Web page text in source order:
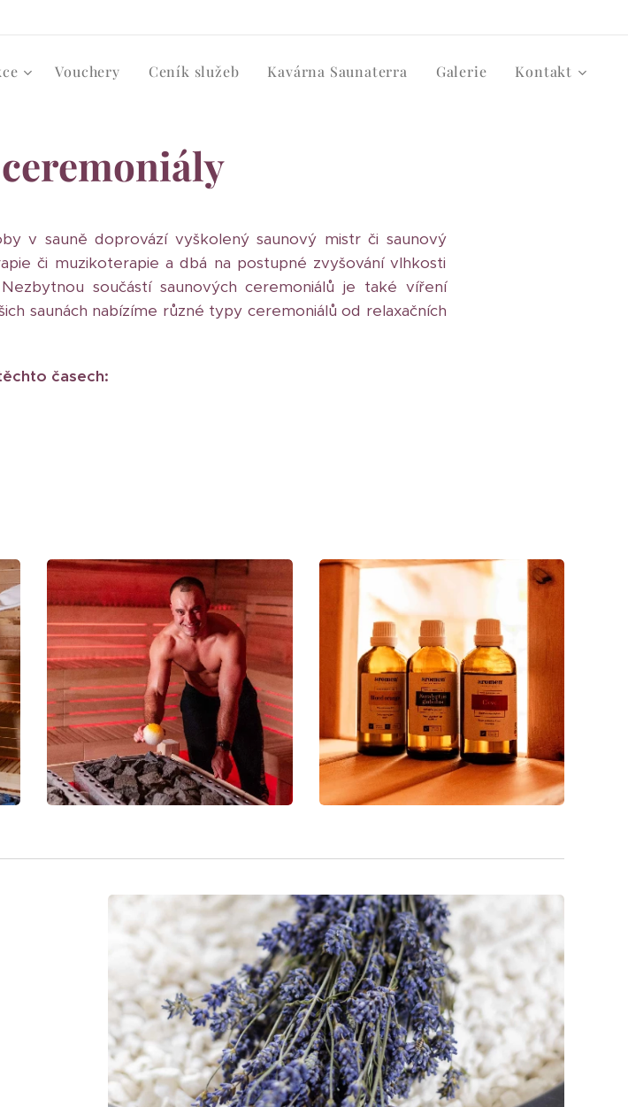
Vouchery Ceník služeb Kavárna Saunaterra Galerie Kontakt
v sauně doprovází vyškolený saunový mistr či saunový
či muzikoterapie a dbá na postupné zvyšování vlhkosti
součástí saunových ceremoniálů je také víření
saunách nabízíme různé typy ceremoniálů od relaxačních
časech: